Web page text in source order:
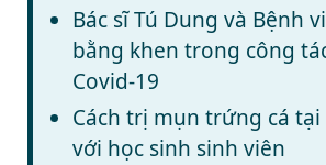
Bác sĩ Tú Dung và Bệnh
bằng khen trong công
Covid-19
Cách trị mụn trứng cá
với học sinh sinh viên